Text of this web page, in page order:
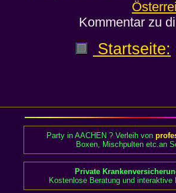
Kommentar zu
Startseite:
Party in AACHEN ? Verleih von
Boxen, Mischpulten etc.an
Private
Kostenlose Beratung und